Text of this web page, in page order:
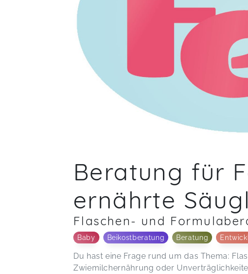
Beratung für
ernährte
Flaschen- und
Baby Beikostberatung Beratung
Du hast eine Frage rund um das Thema:
Zwiemilchernährung oder